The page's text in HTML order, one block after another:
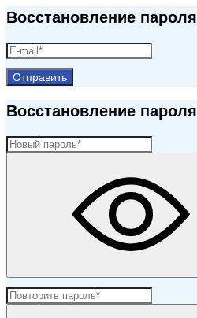
Восстановление пароля
Отправить
Восстановление пароля